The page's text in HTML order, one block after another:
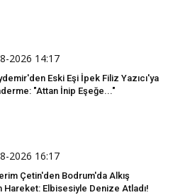
2026 14:17
Eski Eşi İpek Filiz Yazıcı'ya
"Attan İnip Eşeğe..."
2026 16:17
Çetin'den Bodrum'da Alkış
Hareket: Elbisesiyle Denize Atladı!